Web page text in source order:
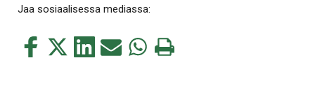
Jaa sosiaalisessa mediassa:
Jaa
Jaa
Jaa Jaa Jaa Tulosta